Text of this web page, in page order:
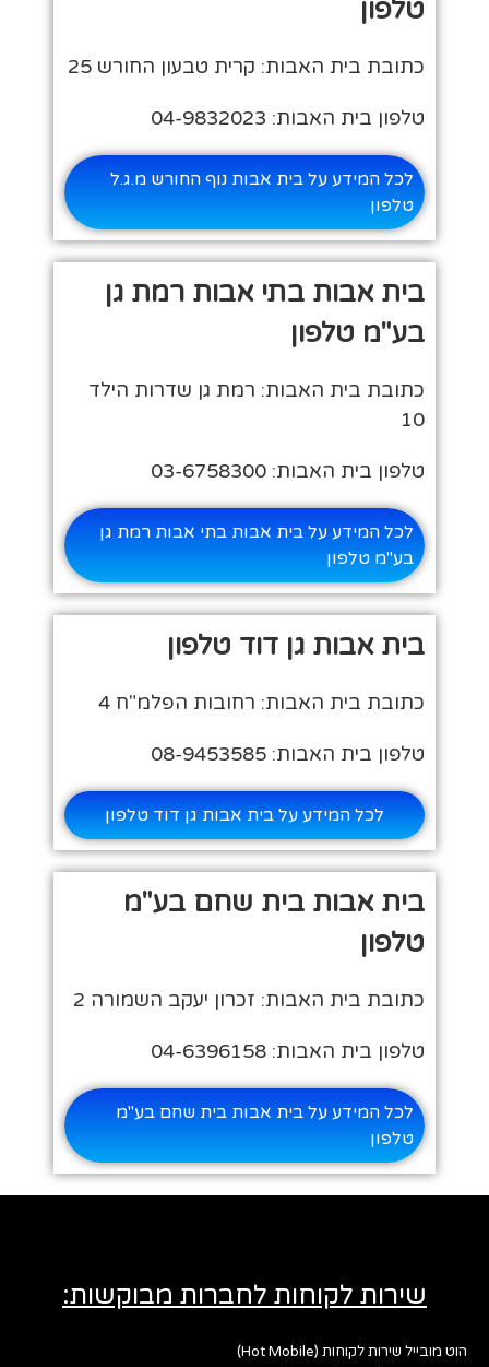
טלפון
כתובת בית האבות: קרית טבעון החורש 25
טלפון בית האבות: 04-9832023
לכל המידע על בית אבות נוף החורש מ.ג.ל
טלפון
בית אבות בתי אבות רמת גן
בע"מ טלפון
כתובת בית האבות: רמת גן שדרות הילד
10
טלפון בית האבות: 03-6758300
לכל המידע על בית אבות בתי אבות רמת גן
בע"מ טלפון
בית אבות גן דוד טלפון
כתובת בית האבות: רחובות הפלמ"ח 4
טלפון בית האבות: 08-9453585
לכל המידע על בית אבות גן דוד טלפון
בית אבות בית שחם בע"מ
טלפון
כתובת בית האבות: זכרון יעקב השמורה 2
טלפון בית האבות: 04-6396158
לכל המידע על בית אבות בית שחם בע"מ
טלפון
שירות לקוחות לחברות מבוקשות:
הוט מובייל שירות לקוחות (Hot Mobile)